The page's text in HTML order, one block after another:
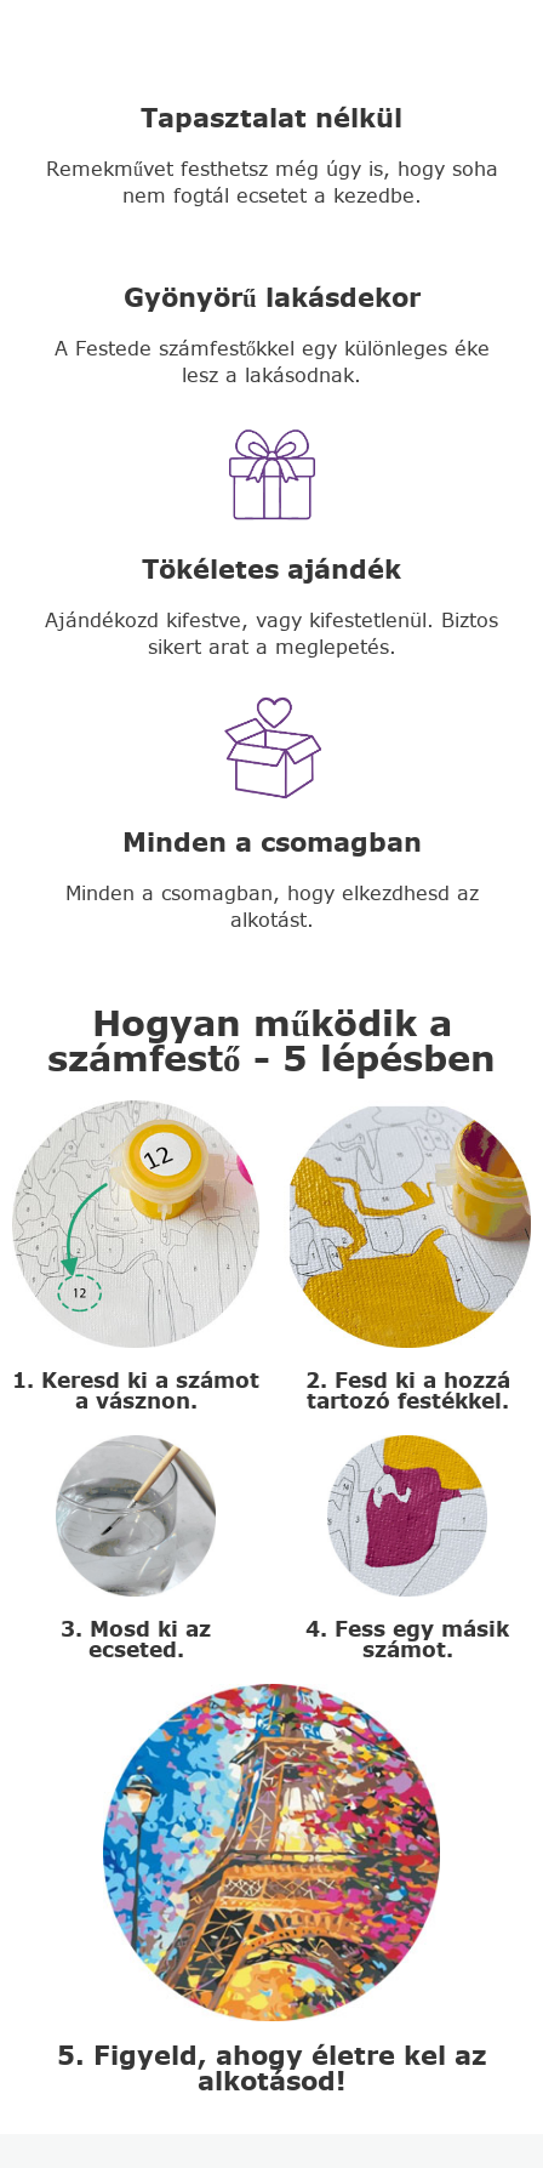
Tapasztalat nélkül
Remekművet festhetsz még úgy is, hogy soha
nem fogtál ecsetet a kezedbe.
Gyönyörű lakásdekor
A Festede számfestőkkel egy különleges éke
lesz a lakásodnak.
Tökéletes ajándék
Ajándékozd kifestve, vagy kifestetlenül. Biztos
sikert arat a meglepetés.
Minden a csomagban
Minden a csomagban, hogy elkezdhesd az
alkotást.
Hogyan működik a
számfestő - 5 lépésben
1. Keresd ki a számot
a vásznon.
2. Fesd ki a hozzá
tartozó festékkel.
3. Mosd ki az
ecseted.
4. Fess egy másik
számot.
5. Figyeld, ahogy életre kel az
alkotásod!